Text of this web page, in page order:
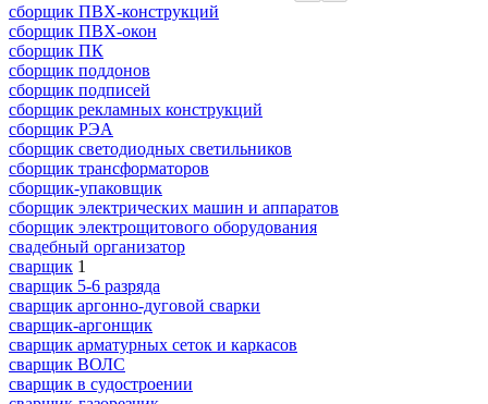
сборщик ПВХ-конструкций
сборщик ПВХ-окон
сборщик ПК
сборщик поддонов
сборщик подписей
сборщик рекламных конструкций
сборщик РЭА
сборщик светодиодных светильников
сборщик трансформаторов
сборщик-упаковщик
сборщик электрических машин и аппаратов
сборщик электрощитового оборудования
свадебный организатор
сварщик 1
сварщик 5-6 разряда
сварщик аргонно-дуговой сварки
сварщик-аргонщик
сварщик арматурных сеток и каркасов
сварщик ВОЛС
сварщик в судостроении